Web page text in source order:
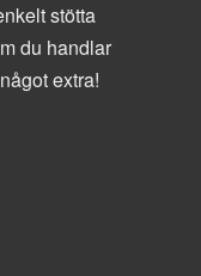
stötta
du handlar
extra!